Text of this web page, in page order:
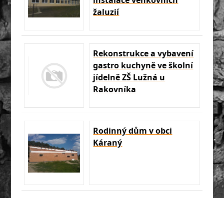
žaluzií
Rekonstrukce a vybavení
gastro kuchyně ve školní
jídelně ZŠ Lužná u
Rakovníka
Rodinný dům v obci
Káraný